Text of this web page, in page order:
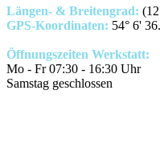
Längen- & Breitengrad:
GPS-Koordinaten: 54° 6'
Öffnungszeiten Werkstatt:
Mo - Fr 07:30 - 16:30 Uhr
Samstag geschlossen